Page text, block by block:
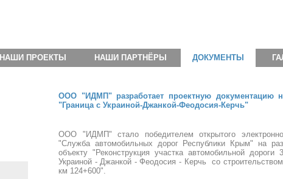
НАШИ ПРОЕКТЫ НАШИ ПАРТНЁРЫ ДОКУМЕНТЫ
ООО "ИДМП" разработает проектную документацию
"Граница с Украиной-Джанкой-Феодосия-Керчь"
ООО "ИДМП" стало победителем открытого
"Служба автомобильных дорог Республики Крым" на
объекту "Реконструкция участка автомобильной
Украиной - Джанкой - Феодосия - Керчь со
км 124+600".